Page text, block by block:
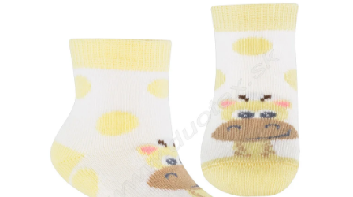
0,0
z
5
hvězdiček.